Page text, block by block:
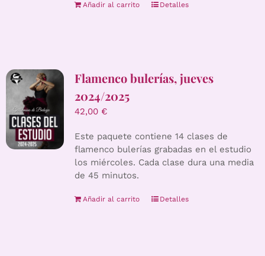
Añadir al carrito Detalles
Flamenco bulerías, jueves
2024/2025
42,00 €
Este paquete contiene 14 clases de
flamenco bulerías grabadas en el estudio
los miércoles. Cada clase dura una media
de 45 minutos.
Añadir al carrito Detalles